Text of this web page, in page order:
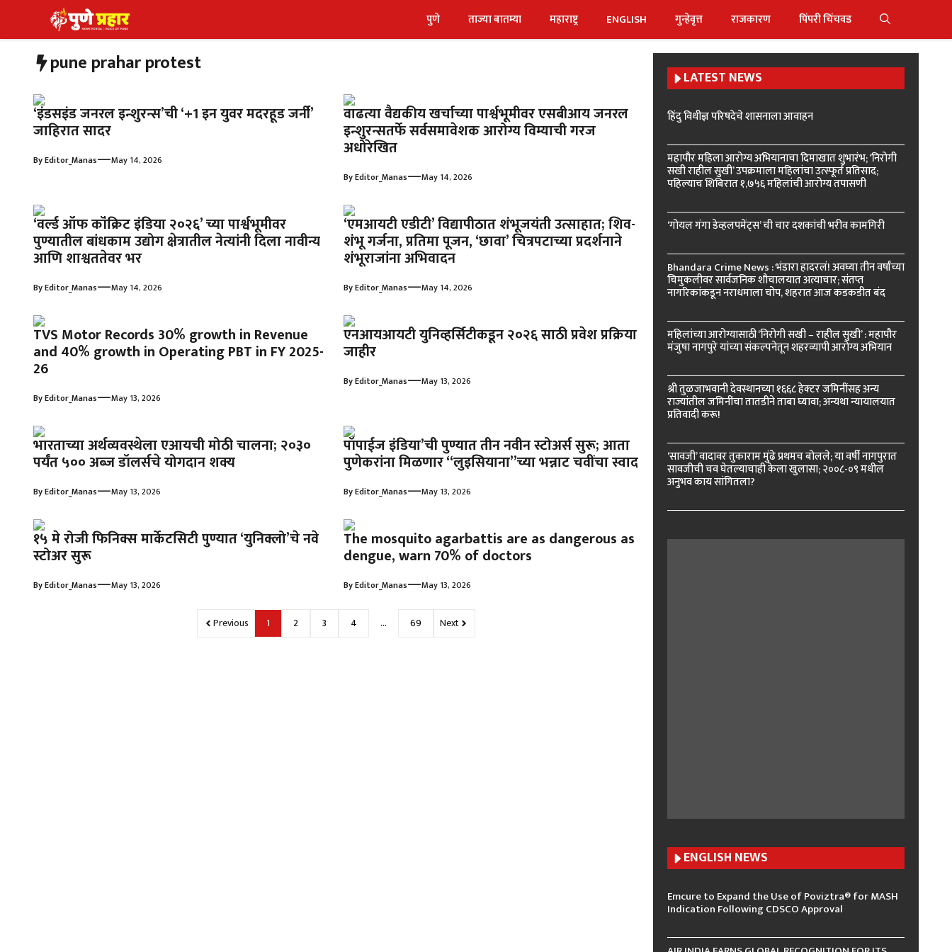
to
content
पुणे ताज्या बातम्या महाराष्ट्र ENGLISH गुन्हेवृत्त राजकारण पिंपरी चिंचवड
pune prahar protest
‘इंडसइंड जनरल इन्शुरन्स’ची ‘+1 इन युवर मदरहूड जर्नी’
जाहिरात सादर
ByEditor_Manas—May 14, 2026
वाढत्या वैद्यकीय खर्चाच्या पार्श्वभूमीवर एसबीआय जनरल
इन्शुरन्सतर्फे सर्वसमावेशक आरोग्य विम्याची गरज
अधोरेखित
ByEditor_Manas—May 14, 2026
‘वर्ल्ड ऑफ कॉंक्रिट इंडिया २०२६’ च्या पार्श्वभूमीवर
पुण्यातील बांधकाम उद्योग क्षेत्रातील नेत्यांनी दिला नावीन्य
आणि शाश्वततेवर भर
ByEditor_Manas—May 14, 2026
‘एमआयटी एडीटी’ विद्यापीठात शंभूजयंती उत्साहात; शिव-
शंभू गर्जना, प्रतिमा पूजन, ‘छावा’ चित्रपटाच्या प्रदर्शनाने
शंभूराजांना अभिवादन
ByEditor_Manas—May 14, 2026
TVS Motor Records 30% growth in Revenue
and 40% growth in Operating PBT in FY 2025-
26
ByEditor_Manas—May 13, 2026
एनआयआयटी युनिव्हर्सिटीकडून २०२६ साठी प्रवेश प्रक्रिया
जाहीर
ByEditor_Manas—May 13, 2026
भारताच्या अर्थव्यवस्थेला एआयची मोठी चालना; २०३०
पर्यंत ५०० अब्ज डॉलर्सचे योगदान शक्य
ByEditor_Manas—May 13, 2026
पॉपाईज इंडिया’ची पुण्यात तीन नवीन स्टोअर्स सुरू; आता
पुणेकरांना मिळणार ‘‘लुइसियाना’’च्या भन्नाट चवींचा स्वाद
ByEditor_Manas—May 13, 2026
१५ मे रोजी फिनिक्स मार्केटसिटी पुण्यात ‘युनिक्लो’चे नवे
स्टोअर सुरू
ByEditor_Manas—May 13, 2026
The mosquito agarbattis are as dangerous as
dengue, warn 70% of doctors
ByEditor_Manas—May 13, 2026
Previous 1 2 3 4 … 69 Next
LATEST NEWS
हिंदु विधीज्ञ परिषदेचे शासनाला आवाहन
महापौर महिला आरोग्य अभियानाचा दिमाखात शुभारंभ; ‘निरोगी
सखी राहील सुखी’ उपक्रमाला महिलांचा उत्स्फूर्त प्रतिसाद;
पहिल्याच शिबिरात १,७५६ महिलांची आरोग्य तपासणी
‘गोयल गंगा डेव्हलपमेंट्स’ ची चार दशकांची भरीव कामगिरी
Bhandara Crime News : भंडारा हादरलं! अवघ्या तीन वर्षांच्या
चिमुकलीवर सार्वजनिक शौचालयात अत्याचार; संतप्त
नागरिकांकडून नराधमाला चोप, शहरात आज कडकडीत बंद
महिलांच्या आरोग्यासाठी ‘निरोगी सखी – राहील सुखी’ : महापौर
मंजुषा नागपुरे यांच्या संकल्पनेतून शहरव्यापी आरोग्य अभियान
श्री तुळजाभवानी देवस्थानच्या १६६८ हेक्टर जमिनींसह अन्य
राज्यांतील जमिनींचा तातडीने ताबा घ्यावा; अन्यथा न्यायालयात
प्रतिवादी करू!
‘सावजी’ वादावर तुकाराम मुंढे प्रथमच बोलले; या वर्षी नागपुरात
सावजीची चव घेतल्याचाही केला खुलासा; २००८-०९ मधील
अनुभव काय सांगितला?
ENGLISH NEWS
Emcure to Expand the Use of Poviztra® for MASH
Indication Following CDSCO Approval